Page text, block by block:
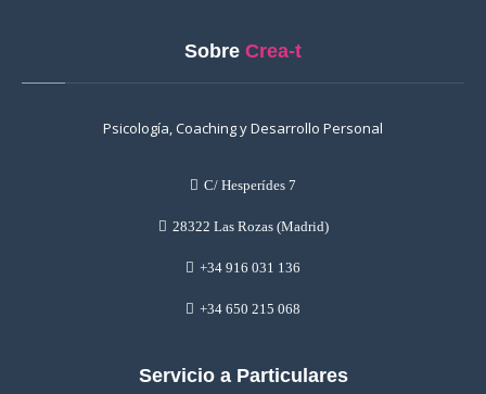
Sobre Crea-t
Psicología, Coaching y Desarrollo Personal
C/ Hesperídes 7
28322 Las Rozas (Madrid)
+34 916 031 136
+34 650 215 068
Servicio a Particulares